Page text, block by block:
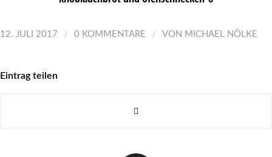
12. JULI 2017 / 0 KOMMENTARE / VON MICHAEL NÖLKE
Eintrag teilen